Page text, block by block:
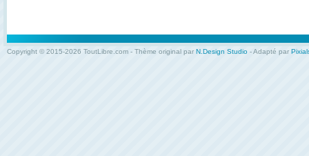
Copyright © 2015-2026 ToutLibre.com - Thème original par N.Design Studio - Adapté par